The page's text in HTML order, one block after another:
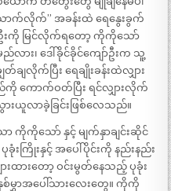
ောက်လိုက်” အခန်းထဲ ရေနွေးခွက်
ဦးကို မြင်လိုက်ရတော့ ကိုကိုသော်
လား၊ ဒေါ်ခိုင်ခိုင်ကျော်ဦးက သူ့
ျလိုက်ပြီး ရေချိုးခန်းထဲလျှား
ကောက်ဝတ်ပြီး ရင်လျှားလိုက်
သွားယူလာခဲ့ခြင်းဖြစ်လေသည်။
ကိုကိုသော် နှင့် မျက်နှာချင်းဆိုင်
းကြိုးနှင့် အပေါ်ပိုင်းကို နည်းနည်း
ားထားတော့ ဝင်းမွတ်နေသည့် ပုခုံး
စ်မွှာအပေါ်သားလေးတွေ။ ကိုကို